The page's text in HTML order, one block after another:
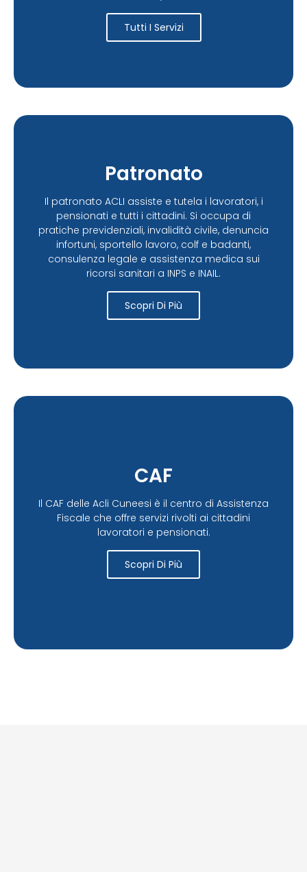
Tutti I Servizi
Patronato
Il patronato ACLI assiste e tutela i lavoratori, i
pensionati e tutti i cittadini. Si occupa di
pratiche previdenziali, invalidità civile, denuncia
infortuni, sportello lavoro, colf e badanti,
consulenza legale e assistenza medica sui
ricorsi sanitari a INPS e INAIL.
Scopri Di Più
CAF
Il CAF delle Acli Cuneesi è il centro di Assistenza
Fiscale che offre servizi rivolti ai cittadini
lavoratori e pensionati.
Scopri Di Più